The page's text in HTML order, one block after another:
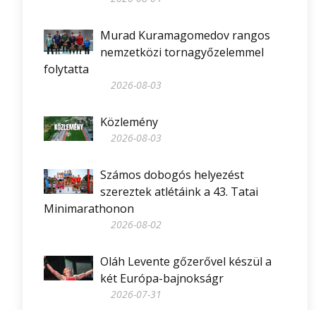
Murad Kuramagomedov rangos
nemzetközi tornagyőzelemmel
folytatta
2026-08-03
Közlemény
2026-08-03
Számos dobogós helyezést
szereztek atlétáink a 43. Tatai
Minimarathonon
2026-08-02
Oláh Levente gőzerővel készül a
két Európa-bajnokságr
2026-07-31